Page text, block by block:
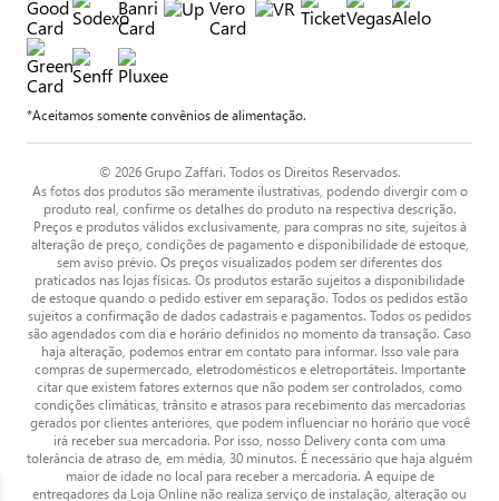
*Aceitamos somente convênios de alimentação.
© 2026 Grupo Zaffari. Todos os Direitos Reservados.
As fotos dos produtos são meramente ilustrativas, podendo divergir com o
produto real, confirme os detalhes do produto na respectiva descrição.
Preços e produtos válidos exclusivamente, para compras no site, sujeitos à
alteração de preço, condições de pagamento e disponibilidade de estoque,
sem aviso prévio. Os preços visualizados podem ser diferentes dos
praticados nas lojas físicas. Os produtos estarão sujeitos a disponibilidade
de estoque quando o pedido estiver em separação. Todos os pedidos estão
sujeitos a confirmação de dados cadastrais e pagamentos. Todos os pedidos
são agendados com dia e horário definidos no momento da transação. Caso
haja alteração, podemos entrar em contato para informar. Isso vale para
compras de supermercado, eletrodomésticos e eletroportáteis. Importante
citar que existem fatores externos que não podem ser controlados, como
condições climáticas, trânsito e atrasos para recebimento das mercadorias
gerados por clientes anteriores, que podem influenciar no horário que você
irá receber sua mercadoria. Por isso, nosso Delivery conta com uma
tolerância de atraso de, em média, 30 minutos. É necessário que haja alguém
maior de idade no local para receber a mercadoria. A equipe de
entregadores da Loja Online não realiza serviço de instalação, alteração ou